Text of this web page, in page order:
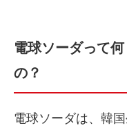
電球ソーダって
の？
電球ソーダは、韓